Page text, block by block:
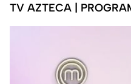
TV AZTECA |